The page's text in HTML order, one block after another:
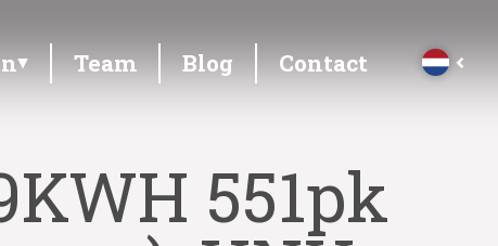
Team Blog Contact
551pk